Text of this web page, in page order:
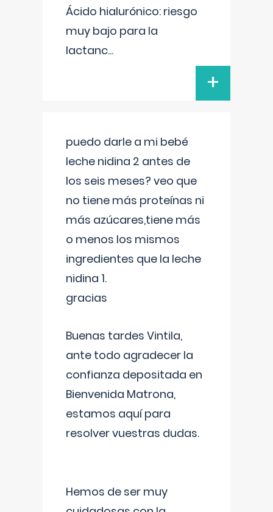
Ácido hialurónico: riesgo
muy bajo para la
lactanc...
+
puedo darle a mi bebé
leche nidina 2 antes de
los seis meses? veo que
no tiene más proteínas ni
más azúcares,tiene más
o menos los mismos
ingredientes que la leche
nidina 1.
gracias
Buenas tardes Vintila,
ante todo agradecer la
confianza depositada en
Bienvenida Matrona,
estamos aquí para
resolver vuestras dudas.
Hemos de ser muy